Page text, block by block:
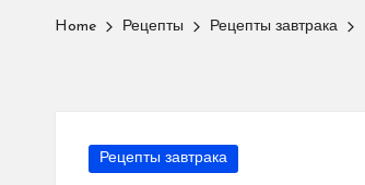
Home Рецепты Рецепты завтрака
Рецепты завтрака